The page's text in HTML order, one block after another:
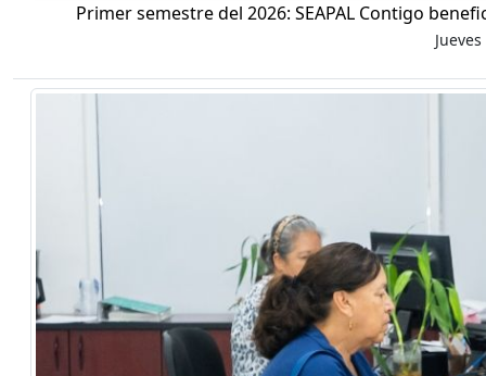
Primer semestre del 2026: SEAPAL Contigo